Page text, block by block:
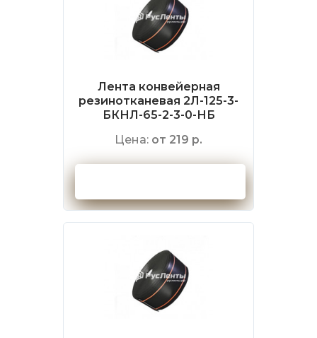
Лента конвейерная
резинотканевая 2Л-125-3-
БКНЛ-65-2-3-0-НБ
Цена: от 219 р.